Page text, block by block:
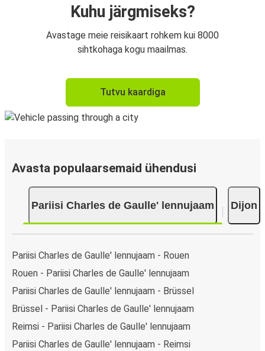
Kuhu järgmiseks?
Avastage meie reisikaart rohkem kui 8000
sihtkohaga kogu maailmas.
Tutvu kaardiga
Avasta populaarsemaid ühendusi
Pariisi Charles de Gaulle' lennujaam Dijon
Pariisi Charles de Gaulle' lennujaam - Rouen
Rouen - Pariisi Charles de Gaulle' lennujaam
Pariisi Charles de Gaulle' lennujaam - Brüssel
Brüssel - Pariisi Charles de Gaulle' lennujaam
Reimsi - Pariisi Charles de Gaulle' lennujaam
Pariisi Charles de Gaulle' lennujaam - Reimsi